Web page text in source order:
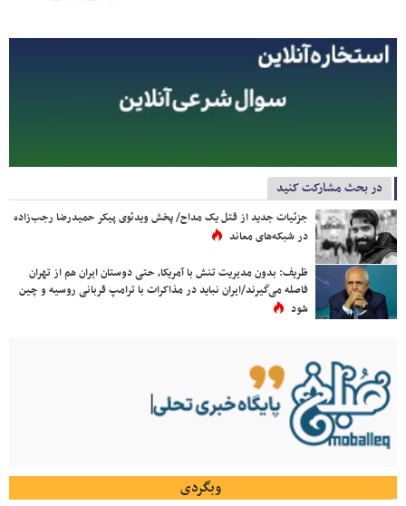
در بحث مشارکت کنید
جزئیات جدید از قتل یک مداح/ پخش ویدئوی پیکر حمیدرضا رجب‌زاده
در شبکه‌های معاند
ظریف: بدون مدیریت تنش با آمریکا، حتی دوستان ایران هم از تهران
فاصله می‌گیرند/ایران نباید در مذاکرات با ترامپ قربانی روسیه و چین
شود
وبگردی